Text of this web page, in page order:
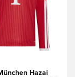
Hazai